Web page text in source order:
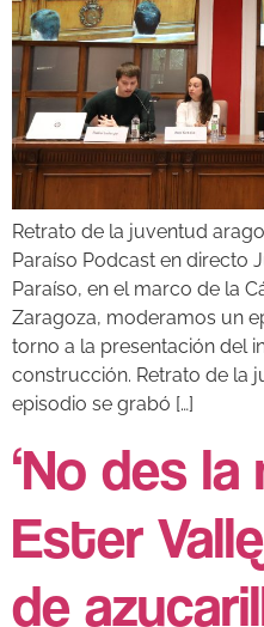
Retrato de la juventud
Paraíso Podcast en directo
Paraíso, en el marco de la
Zaragoza, moderamos un
torno a la presentación del
construcción. Retrato de la
episodio se grabó […]
‘No des
Ester
de